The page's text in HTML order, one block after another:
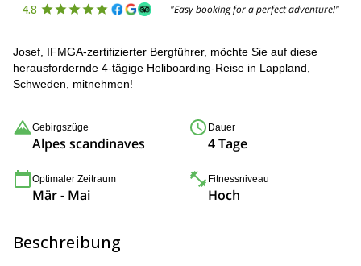
4.8 "Easy booking for a perfect adventure!"
Josef, IFMGA-zertifizierter Bergführer, möchte Sie auf diese
herausfordernde 4-tägige Heliboarding-Reise in Lappland,
Schweden, mitnehmen!
Gebirgszüge
Alpes scandinaves
Dauer
4 Tage
Optimaler Zeitraum
Mär - Mai
Fitnessniveau
Hoch
Beschreibung